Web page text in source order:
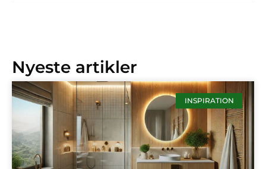
Nyeste artikler
INSPIRATION